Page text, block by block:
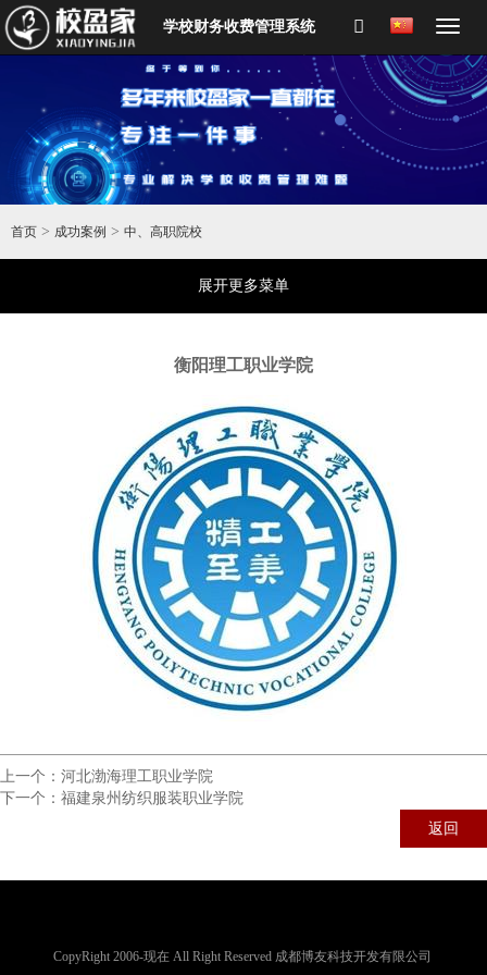
学校财务收费管理系统
首页 > 成功案例 > 中、高职院校
展开更多菜单
衡阳理工职业学院
上一个： 河北渤海理工职业学院
下一个： 福建泉州纺织服装职业学院
返回
CopyRight 2006-现在 All Right Reserved 成都博友科技开发有限公司